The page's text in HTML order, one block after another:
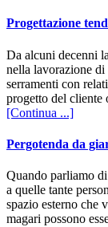
Progettazione
Da alcuni decenni
nella lavorazione di
serramenti con
progetto del cliente
[Continua ...]
da
sole
Pergotenda da
Quando parliamo
a quelle tante
spazio esterno che
magari possono